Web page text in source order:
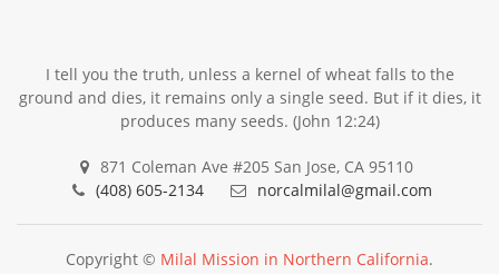
I tell you the truth, unless a kernel of wheat falls to the
ground and dies, it remains only a single seed. But if it dies, it
produces many seeds. (John 12:24)
871 Coleman Ave #205 San Jose, CA 95110
(408) 605-2134
norcalmilal@gmail.com
Copyright © Milal Mission in Northern California.